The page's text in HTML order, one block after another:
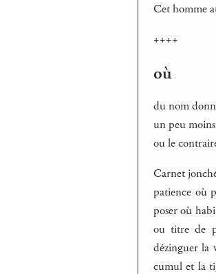
Cet homme
++++
où
du nom
un peu moins
ou le
Carnet
patience où
poser où
ou titre de
dézinguer la
cumul et la